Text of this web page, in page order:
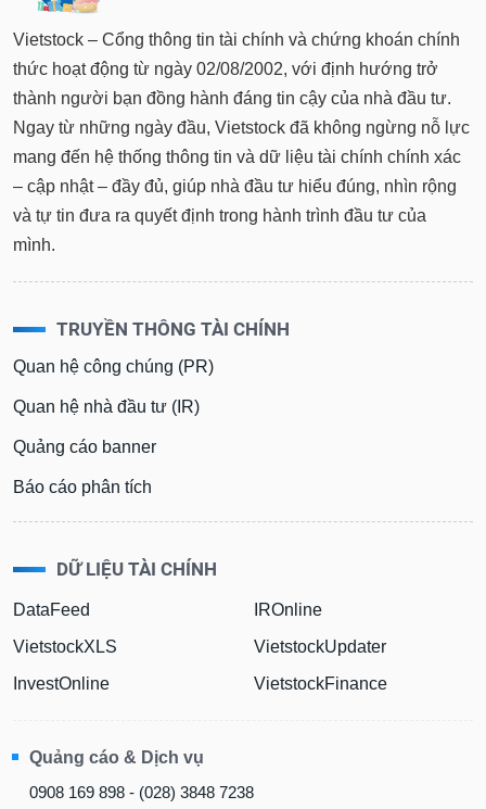
Vietstock – Cổng thông tin tài chính và chứng khoán chính
thức hoạt động từ ngày 02/08/2002, với định hướng trở
thành người bạn đồng hành đáng tin cậy của nhà đầu tư.
Ngay từ những ngày đầu, Vietstock đã không ngừng nỗ lực
mang đến hệ thống thông tin và dữ liệu tài chính chính xác
– cập nhật – đầy đủ, giúp nhà đầu tư hiểu đúng, nhìn rộng
và tự tin đưa ra quyết định trong hành trình đầu tư của
mình.
TRUYỀN THÔNG TÀI CHÍNH
Quan hệ công chúng (PR)
Quan hệ nhà đầu tư (IR)
Quảng cáo banner
Báo cáo phân tích
DỮ LIỆU TÀI CHÍNH
DataFeed
VietstockXLS
InvestOnline
IROnline
VietstockUpdater
VietstockFinance
Quảng cáo & Dịch vụ
0908 169 898 - (028) 3848 7238